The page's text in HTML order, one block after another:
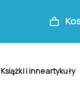
Książki i inne artykuły